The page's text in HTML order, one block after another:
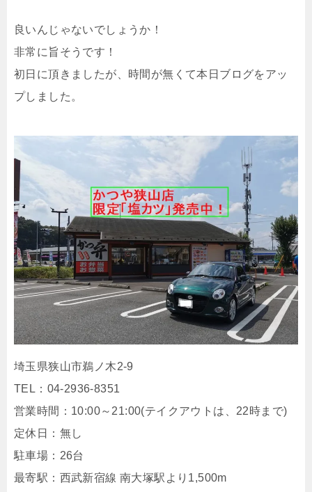
良いんじゃないでしょうか！
非常に旨そうです！
初日に頂きましたが、時間が無くて本日ブログをアッ
プしました。
埼玉県狭山市鵜ノ木2-9
TEL：04-2936-8351
営業時間：10:00～21:00(テイクアウトは、22時まで)
定休日：無し
駐車場：26台
最寄駅：西武新宿線 南大塚駅より1,500m